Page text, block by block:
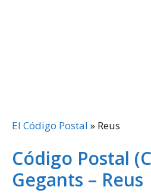
El Código Postal » Reus
Código Postal
Gegants – Reus